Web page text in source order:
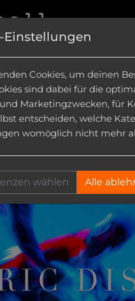
Einstellungen
Cookies, um deinen
sind dabei für die
Marketingzwecken, für
entscheiden, welche
womöglich nicht mehr
wählen Alle